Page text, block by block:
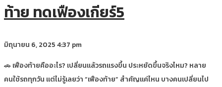
ท้าย ทดเฟืองเกียร์5
มิถุนายน 6, 20254:37 pm
🚗 เฟืองท้ายคืออะไร? เปลี่ยนแล้วรถแรงขึ้น ประหยัดขึ้นจริงไหม? หลาย
คนใช้รถทุกวัน แต่ไม่รู้เลยว่า “เฟืองท้าย” สำคัญแค่ไหน บางคนเปลี่ยนไป